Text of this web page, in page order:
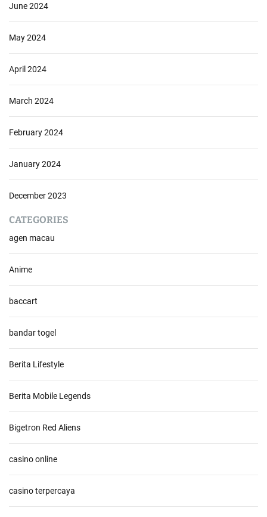
June 2024
May 2024
April 2024
March 2024
February 2024
January 2024
December 2023
CATEGORIES
agen macau
Anime
baccart
bandar togel
Berita Lifestyle
Berita Mobile Legends
Bigetron Red Aliens
casino online
casino terpercaya